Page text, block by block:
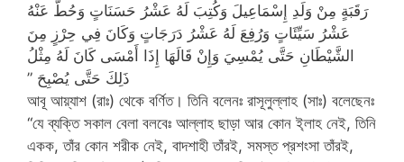
رَقَبَةٍ مِنْ وَلَدِ إِسْمَاعِيلَ وَكُتِبَ لَهُ عَشْرُ حَسَنَاتٍ وَحُطَّ عَنْهُ
عَشْرُ سَيِّئَاتٍ وَرُفِعَ لَهُ عَشْرُ دَرَجَاتٍ وَكَانَ فِي حِرْزٍ مِنَ
الشَّيْطَانِ حَتَّى يُمْسِيَ وَإِنْ قَالَهَا إِذَا أَمْسَى كَانَ لَهُ مِثْلُ
ذَلِكَ حَتَّى يُصْبِحَ ‏”‏
আবূ আয়্যাশ (রাঃ) থেকে বর্ণিত। তিনি বলেনঃ রাসূলুল্লাহ (সাঃ) বলেছেনঃ
“যে ব্যক্তি সকাল বেলা বলবেঃ আল্লাহ ছাড়া আর কোন ই্লাহ নেই, তিনি
একক, তাঁর কোন শরীক নেই, বাদশাহী তাঁরই, সমস্ত প্রশংসা তাঁরই,